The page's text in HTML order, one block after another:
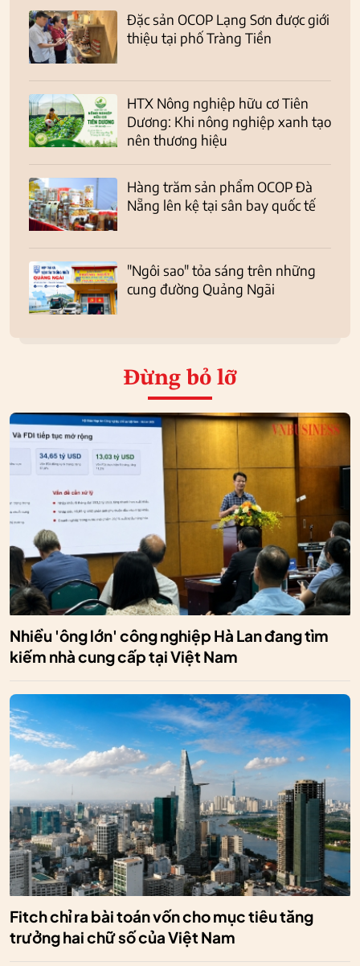
Đặc sản OCOP Lạng Sơn được giới
thiệu tại phố Tràng Tiền
HTX Nông nghiệp hữu cơ Tiên
Dương: Khi nông nghiệp xanh tạo
nên thương hiệu
Hàng trăm sản phẩm OCOP Đà
Nẵng lên kệ tại sân bay quốc tế
"Ngôi sao" tỏa sáng trên những
cung đường Quảng Ngãi
Đừng bỏ lỡ
Nhiều 'ông lớn' công nghiệp Hà Lan đang tìm
kiếm nhà cung cấp tại Việt Nam
Fitch chỉ ra bài toán vốn cho mục tiêu tăng
trưởng hai chữ số của Việt Nam